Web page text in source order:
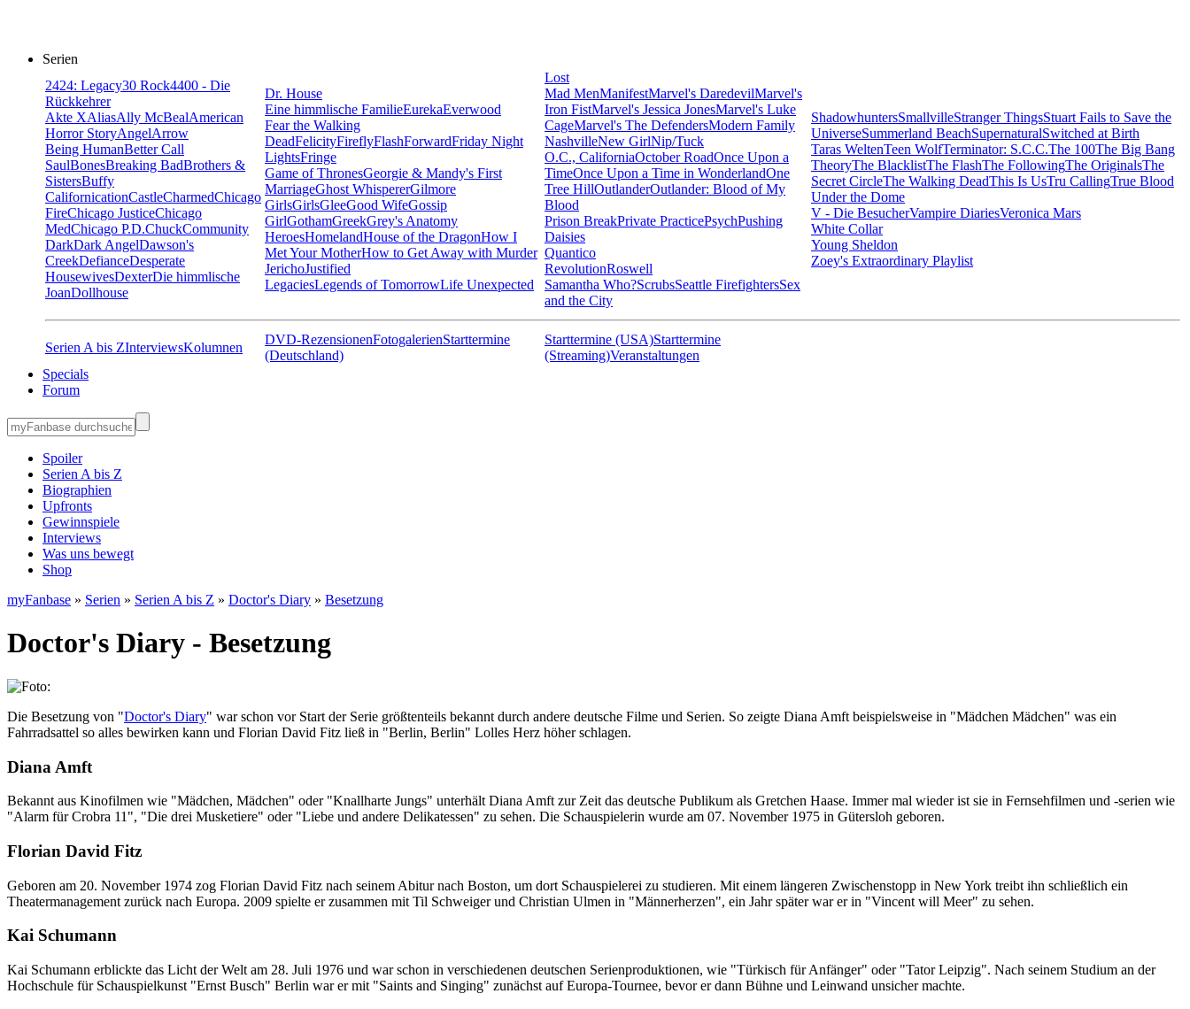
Serien
2424: Legacy30 Rock4400 - Die
Rückkehrer
Akte XAliasAlly McBealAmerican
Horror StoryAngelArrow
Being HumanBetter Call
SaulBonesBreaking BadBrothers &
SistersBuffy
CalifornicationCastleCharmedChicago
FireChicago JusticeChicago
MedChicago P.D.ChuckCommunity
DarkDark AngelDawson's
CreekDefianceDesperate
HousewivesDexterDie himmlische
JoanDollhouse
Dr. House
Eine himmlische FamilieEurekaEverwood
Fear the Walking
DeadFelicityFireflyFlashForwardFriday Night
LightsFringe
Game of ThronesGeorgie & Mandy's First
MarriageGhost WhispererGilmore
GirlsGirlsGleeGood WifeGossip
GirlGothamGreekGrey's Anatomy
HeroesHomelandHouse of the DragonHow I
Met Your MotherHow to Get Away with Murder
JerichoJustified
LegaciesLegends of TomorrowLife Unexpected
Lost
Mad MenManifestMarvel's DaredevilMarvel's
Iron FistMarvel's Jessica JonesMarvel's Luke
CageMarvel's The DefendersModern Family
NashvilleNew GirlNip/Tuck
O.C., CaliforniaOctober RoadOnce Upon a
TimeOnce Upon a Time in WonderlandOne
Tree HillOutlanderOutlander: Blood of My
Blood
Prison BreakPrivate PracticePsychPushing
Daisies
Quantico
RevolutionRoswell
Samantha Who?ScrubsSeattle FirefightersSex
and the City
ShadowhuntersSmallvilleStranger ThingsStuart Fails to Save the
UniverseSummerland BeachSupernaturalSwitched at Birth
Taras WeltenTeen WolfTerminator: S.C.C.The 100The Big Bang
TheoryThe BlacklistThe FlashThe FollowingThe OriginalsThe
Secret CircleThe Walking DeadThis Is UsTru CallingTrue Blood
Under the Dome
V - Die BesucherVampire DiariesVeronica Mars
White Collar
Young Sheldon
Zoey's Extraordinary Playlist
Serien A bis ZInterviewsKolumnen
DVD-RezensionenFotogalerienStarttermine
(Deutschland)
Starttermine (USA)Starttermine
(Streaming)Veranstaltungen
Specials
Forum
Spoiler
Serien A bis Z
Biographien
Upfronts
Gewinnspiele
Interviews
Was uns bewegt
Shop
myFanbase » Serien » Serien A bis Z » Doctor's Diary » Besetzung
Doctor's Diary - Besetzung
Die Besetzung von "Doctor's Diary" war schon vor Start der Serie größtenteils bekannt durch andere deutsche Filme und Serien. So zeigte Diana Amft beispielsweise in "Mädchen Mädchen" was ein
Fahrradsattel so alles bewirken kann und Florian David Fitz ließ in "Berlin, Berlin" Lolles Herz höher schlagen.
Diana Amft
Bekannt aus Kinofilmen wie "Mädchen, Mädchen" oder "Knallharte Jungs" unterhält Diana Amft zur Zeit das deutsche Publikum als Gretchen Haase. Immer mal wieder ist sie in Fernsehfilmen und -serien wie
"Alarm für Crobra 11", "Die drei Musketiere" oder "Liebe und andere Delikatessen" zu sehen. Die Schauspielerin wurde am 07. November 1975 in Gütersloh geboren.
Florian David Fitz
Geboren am 20. November 1974 zog Florian David Fitz nach seinem Abitur nach Boston, um dort Schauspielerei zu studieren. Mit einem längeren Zwischenstopp in New York treibt ihn schließlich ein
Theatermanagement zurück nach Europa. 2009 spielte er zusammen mit Til Schweiger und Christian Ulmen in "Männerherzen", ein Jahr später war er in "Vincent will Meer" zu sehen.
Kai Schumann
Kai Schumann erblickte das Licht der Welt am 28. Juli 1976 und war schon in verschiedenen deutschen Serienproduktionen, wie "Türkisch für Anfänger" oder "Tator Leipzig". Nach seinem Studium an der
Hochschule für Schauspielkunst "Ernst Busch" Berlin war er mit "Saints and Singing" zunächst auf Europa-Tournee, bevor er dann Bühne und Leinwand unsicher machte.